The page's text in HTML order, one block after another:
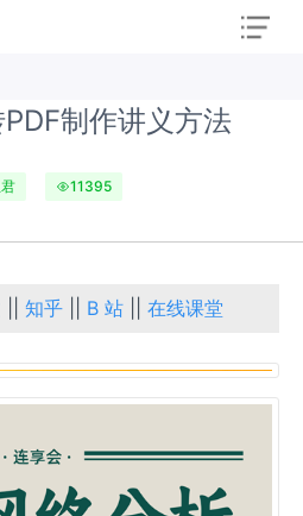
制作讲义方法
11395
||知乎 B 站 ||在线课堂